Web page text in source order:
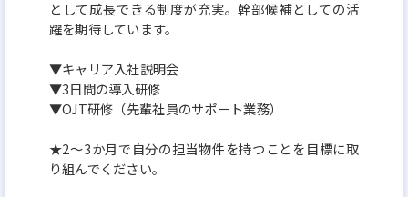
として成長できる制度が充実。幹部候補としての活
躍を期待しています。
▼キャリア入社説明会
▼3日間の導入研修
▼OJT研修（先輩社員のサポート業務）
★2～3か月で自分の担当物件を持つことを目標に取
り組んでください。